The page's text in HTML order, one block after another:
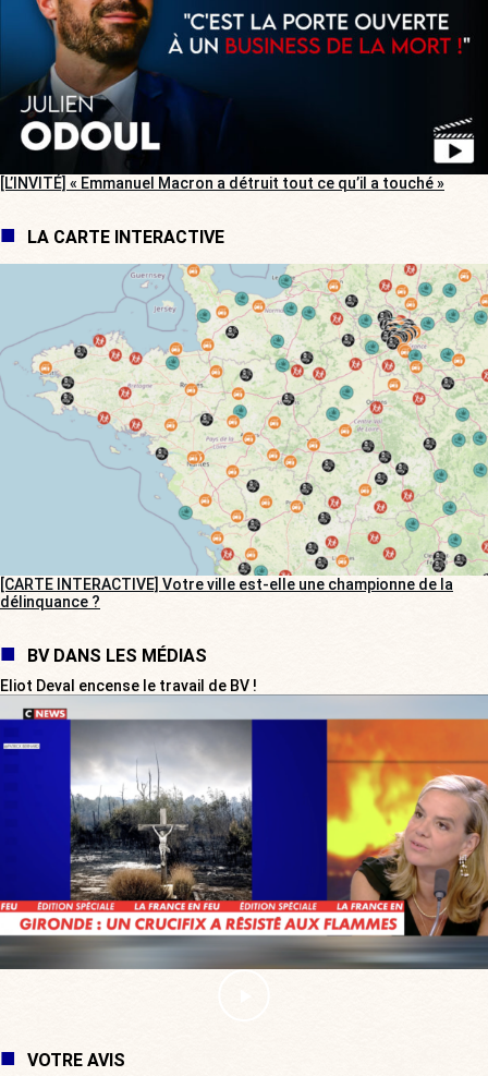
[L’INVITÉ] « Emmanuel Macron a détruit tout ce qu’il a touché »
LA CARTE INTERACTIVE
[CARTE INTERACTIVE] Votre ville est-elle une championne de la
délinquance ?
BV DANS LES MÉDIAS
Eliot Deval encense le travail de BV !
VOTRE AVIS